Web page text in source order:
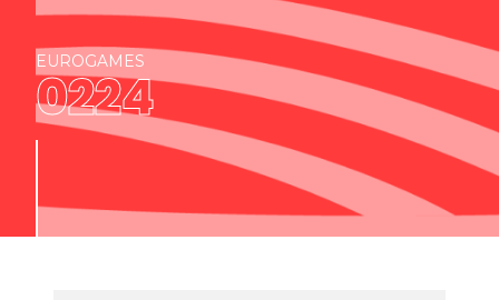
EUROGAMES
0224